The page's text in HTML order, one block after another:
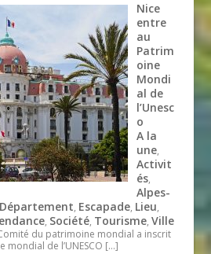
Nice
entre
au
Patrim
oine
Mondi
al de
l’Unesc
o
A la
une,
Activit
és,
Alpes-
Département, Escapade, Lieu,
, Société, Tourisme,Ville
du patrimoine mondial a inscrit
de l’UNESCO […]